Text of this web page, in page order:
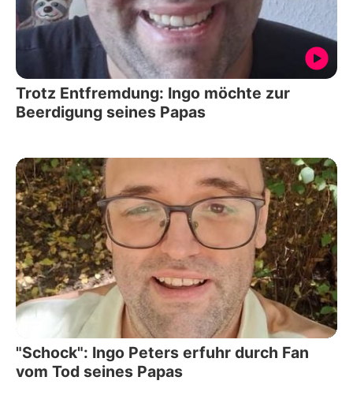
Trotz Entfremdung: Ingo möchte zur
Beerdigung seines Papas
"Schock": Ingo Peters erfuhr durch Fan
vom Tod seines Papas